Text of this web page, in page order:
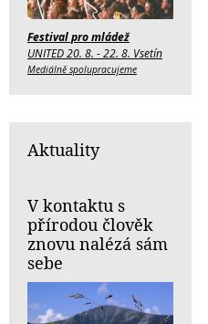
Festival pro mládež
UNITED 20. 8. - 22. 8. Vsetín
Mediálně spolupracujeme
Aktuality
V kontaktu s
přírodou člověk
znovu nalézá sám
sebe